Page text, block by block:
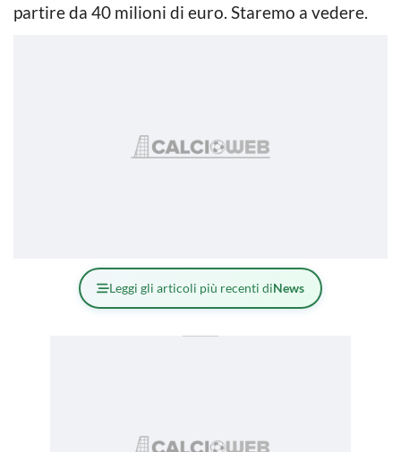
partire da 40 milioni di euro. Staremo a vedere.
Leggi gli articoli più recenti diNews